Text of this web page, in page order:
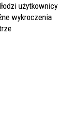
użytkownicy
wykroczenia